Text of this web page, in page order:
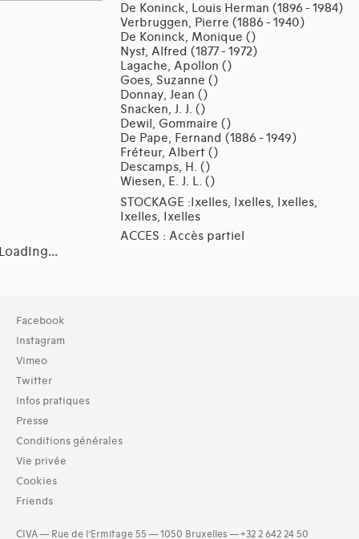
De Koninck, Louis Herman (1896 - 1984)
Verbruggen, Pierre (1886 - 1940)
De Koninck, Monique ()
Nyst, Alfred (1877 - 1972)
Lagache, Apollon ()
Goes, Suzanne ()
Donnay, Jean ()
Snacken, J. J. ()
Dewil, Gommaire ()
De Pape, Fernand (1886 - 1949)
Fréteur, Albert ()
Descamps, H. ()
Wiesen, E. J. L. ()
STOCKAGE :Ixelles, Ixelles, Ixelles,
Ixelles, Ixelles
ACCES : Accès partiel
Facebook
Instagram
Vimeo
Twitter
Infos pratiques
Presse
Conditions générales
Vie privée
Cookies
Friends
CIVA — Rue de l’Ermitage 55 — 1050 Bruxelles — +32 2 642 24 50